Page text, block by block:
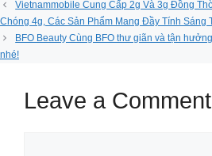
Vietnammobile Cung Cấp 2g Và 3g Đồng
Chóng 4g, Các Sản Phẩm Mang Đầy Tính Sáng
BFO Beauty Cùng BFO thư giãn và tận
nhé!
Leave a Comment